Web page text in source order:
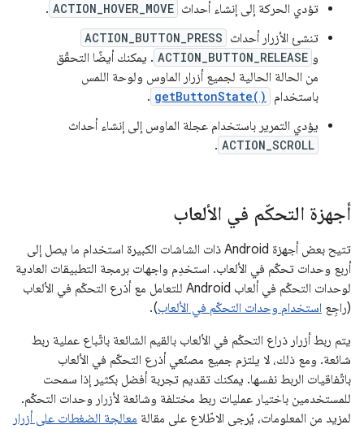
تؤدي الحركة إلى إنشاء أحداث ACTION_HOVER_MOVE
.
تنشئ الأزرار أحداث ACTION_BUTTON_PRESS
و ACTION_BUTTON_RELEASE . يمكنك أيضًا التحقّق
من الحالة الحالية لجميع أزرار الماوس ولوحة اللمس
باستخدام
getButtonState()
.
يؤدي التمرير باستخدام عجلة الماوس إلى إنشاء أحداث
ACTION_SCROLL
.
أجهزة التحكّم في الألعاب
تتيح بعض أجهزة Android ذات الشاشات الكبيرة استخدام ما يصل إلى
أربع وحدات تحكّم في الألعاب. استخدِم واجهات برمجة التطبيقات العادية
لوحدات التحكّم في ألعاب Android للتعامل مع أذرع التحكّم في الألعاب
(راجِع استخدام وحدات التحكّم في الألعاب).
يتم ربط أزرار ذراع التحكّم في الألعاب بالقيم الشائعة باتّباع عملية ربط
شائعة. ومع ذلك، لا يلتزم جميع مصنّعي أذرع التحكّم في الألعاب
باتّفاقيات الربط نفسها. يمكنك تقديم تجربة أفضل بكثير إذا سمحت
للمستخدمين باختيار عمليات ربط مختلفة وشائعة لأزرار وحدات التحكّم.
لمزيد من المعلومات، يُرجى الاطّلاع على مقالة معالجة الضغطات على أزرار